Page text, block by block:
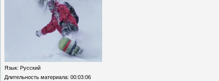
Язык: Русский
Длительность материала: 00:03:06